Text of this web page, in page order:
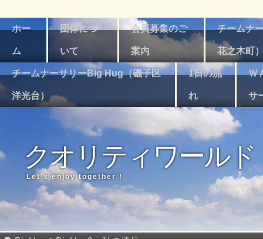
ホー
ム
団体につ
いて
会員募集のご
案内
チームナ
花之木町
チームナーサリーBig Hug（磯子区
洋光台）
1日の流
れ
Ｗ
サ
クオリティワールド
Let's enjoy together !